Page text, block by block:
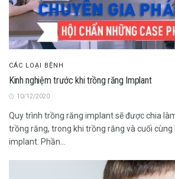
CÁC LOẠI BỆNH
Kinh nghiệm trước khi trồng răng Implant
10/12/2020
Quy trình trồng răng implant sẽ được chia
trồng răng, trong khi trồng răng và cuối cùng
implant. Phần...